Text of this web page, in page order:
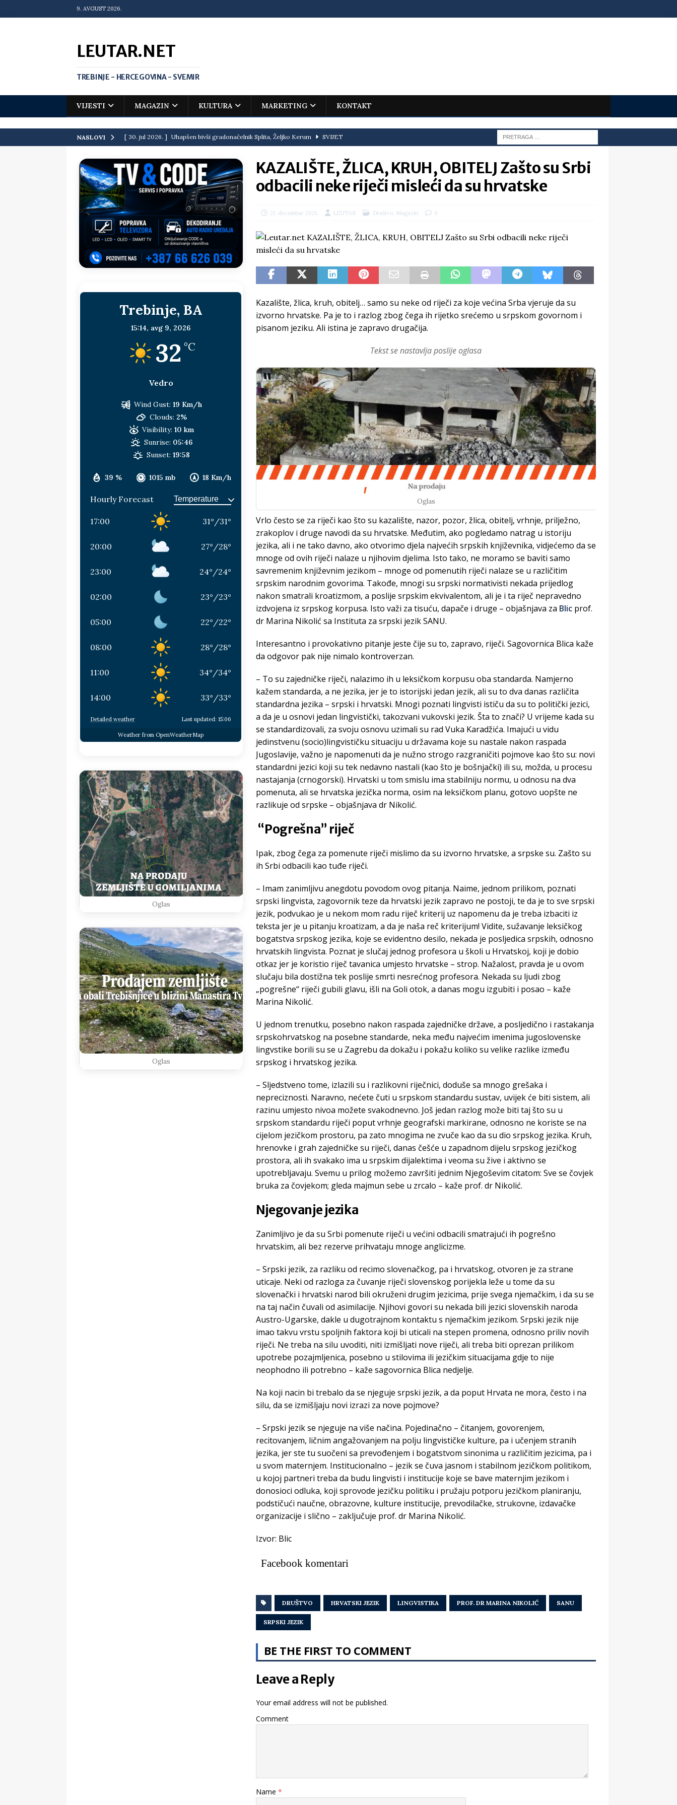
9. AVGUST 2026.
LEUTAR.NET
TREBINJE - HERCEGOVINA - SVEMIR
VIJESTI MAGAZIN KULTURA MARKETING KONTAKT
NASLOVI [ 30. jul 2026. ] Uhapšen bivši gradonačelnik Splita, Željko Kerum SVIJET
matematičkoj olimpijadi VIJESTI
[ 19. jul 2026. ] Da li i obraz ima cijenu? BOSNA I HERCEGOVINA
[ 16. jul 2026. ] Mile će da ti oprosti što te tukao
[ 16. jul 2026. ] Krediti i dugovi Elektroprivrede pred ministrima
[ 15. jul 2026. ] Politički potres u NSRS: Vukanović otkrio detalje – Stevandić krenuo na Đokića, Dodik
sljedeća meta!? BOSNA I HERCEGOVINA
REPUBLIKA SRPSKA
[ 13. jul 2026. ] Dodik i Vučić nisu u sukobu, pogotovo nisu zbog Eleka
[ 11. jul 2026. ] Ako se povučemo i sve im prepustimo, ostaće nam samo siledžije i tišina BOSNA I
HERCEGOVINA
[ 9. jul 2026. ] RTRS-u blokirani svi računi
KAZALIŠTE, ŽLICA, KRUH, OBITELJ Zašto su Srbi
odbacili neke riječi misleći da su hrvatske
21. decembar 2021. LEUTAR Društvo, Magazin 0
Kazalište, žlica, kruh, obitelj… samo su neke od riječi za koje većina Srba vjeruje da su
izvorno hrvatske. Pa je to i razlog zbog čega ih rijetko srećemo u srpskom govornom i
pisanom jeziku. Ali istina je zapravo drugačija.
Tekst se nastavlja poslije oglasa
Oglas
Vrlo često se za riječi kao što su kazalište, nazor, pozor, žlica, obitelj, vrhnje, prilježno,
zrakoplov i druge navodi da su hrvatske. Međutim, ako pogledamo natrag u istoriju
jezika, ali i ne tako davno, ako otvorimo djela najvećih srpskih književnika, vidjećemo da se
mnoge od ovih riječi nalaze u njihovim djelima. Isto tako, ne moramo se baviti samo
savremenim književnim jezikom – mnoge od pomenutih riječi nalaze se u različitim
srpskim narodnim govorima. Takođe, mnogi su srpski normativisti nekada prijedlog
nakon smatrali kroatizmom, a poslije srpskim ekvivalentom, ali je i ta riječ nepravedno
izdvojena iz srpskog korpusa. Isto važi za tisuću, dapače i druge – objašnjava za Blic prof.
dr Marina Nikolić sa Instituta za srpski jezik SANU.
Interesantno i provokativno pitanje jeste čije su to, zapravo, riječi. Sagovornica Blica kaže
da odgovor pak nije nimalo kontroverzan.
– To su zajedničke riječi, nalazimo ih u leksičkom korpusu oba standarda. Namjerno
kažem standarda, a ne jezika, jer je to istorijski jedan jezik, ali su to dva danas različita
standardna jezika – srpski i hrvatski. Mnogi poznati lingvisti ističu da su to politički jezici,
a da je u osnovi jedan lingvistički, takozvani vukovski jezik. Šta to znači? U vrijeme kada su
se standardizovali, za svoju osnovu uzimali su rad Vuka Karadžića. Imajući u vidu
jedinstvenu (socio)lingvističku situaciju u državama koje su nastale nakon raspada
Jugoslavije, važno je napomenuti da je nužno strogo razgraničiti pojmove kao što su: novi
standardni jezici koji su tek nedavno nastali (kao što je bošnjački) ili su, možda, u procesu
nastajanja (crnogorski). Hrvatski u tom smislu ima stabilniju normu, u odnosu na dva
pomenuta, ali se hrvatska jezička norma, osim na leksičkom planu, gotovo uopšte ne
razlikuje od srpske – objašnjava dr Nikolić.
“Pogrešna” riječ
Ipak, zbog čega za pomenute riječi mislimo da su izvorno hrvatske, a srpske su. Zašto su
ih Srbi odbacili kao tuđe riječi.
– Imam zanimljivu anegdotu povodom ovog pitanja. Naime, jednom prilikom, poznati
srpski lingvista, zagovornik teze da hrvatski jezik zapravo ne postoji, te da je to sve srpski
jezik, podvukao je u nekom mom radu riječ kriterij uz napomenu da je treba izbaciti iz
teksta jer je u pitanju kroatizam, a da je naša reč kriterijum! Vidite, sužavanje leksičkog
bogatstva srpskog jezika, koje se evidentno desilo, nekada je posljedica srpskih, odnosno
hrvatskih lingvista. Poznat je slučaj jednog profesora u školi u Hrvatskoj, koji je dobio
otkaz jer je koristio riječ tavanica umjesto hrvatske – strop. Nažalost, pravda je u ovom
slučaju bila dostižna tek poslije smrti nesrećnog profesora. Nekada su ljudi zbog
„pogrešne“ riječi gubili glavu, išli na Goli otok, a danas mogu izgubiti i posao – kaže
Marina Nikolić.
U jednom trenutku, posebno nakon raspada zajedničke države, a posljedično i rastakanja
srpskohrvatskog na posebne standarde, neka među najvećim imenima jugoslovenske
lingvstike borili su se u Zagrebu da dokažu i pokažu koliko su velike razlike između
srpskog i hrvatskog jezika.
– Sljedstveno tome, izlazili su i razlikovni riječnici, doduše sa mnogo grešaka i
nepreciznosti. Naravno, nećete čuti u srpskom standardu sustav, uvijek će biti sistem, ali
razinu umjesto nivoa možete svakodnevno. Još jedan razlog može biti taj što su u
srpskom standardu riječi poput vrhnje geografski markirane, odnosno ne koriste se na
cijelom jezičkom prostoru, pa zato mnogima ne zvuče kao da su dio srpskog jezika. Kruh,
hrenovke i grah zajedničke su riječi, danas češće u zapadnom dijelu srpskog jezičkog
prostora, ali ih svakako ima u srpskim dijalektima i veoma su žive i aktivno se
upotrebljavaju. Svemu u prilog možemo završiti jednim Njegoševim citatom: Sve se čovjek
bruka za čovjekom; gleda majmun sebe u zrcalo – kaže prof. dr Nikolić.
Njegovanje jezika
Zanimljivo je da su Srbi pomenute riječi u većini odbacili smatrajući ih pogrešno
hrvatskim, ali bez rezerve prihvataju mnoge anglicizme.
– Srpski jezik, za razliku od recimo slovenačkog, pa i hrvatskog, otvoren je za strane
uticaje. Neki od razloga za čuvanje riječi slovenskog porijekla leže u tome da su
slovenački i hrvatski narod bili okruženi drugim jezicima, prije svega njemačkim, i da su se
na taj način čuvali od asimilacije. Njihovi govori su nekada bili jezici slovenskih naroda
Austro-Ugarske, dakle u dugotrajnom kontaktu s njemačkim jezikom. Srpski jezik nije
imao takvu vrstu spoljnih faktora koji bi uticali na stepen promena, odnosno priliv novih
riječi. Ne treba na silu uvoditi, niti izmišljati nove riječi, ali treba biti oprezan prilikom
upotrebe pozajmljenica, posebno u stilovima ili jezičkim situacijama gdje to nije
neophodno ili potrebno – kaže sagovornica Blica nedjelje.
Na koji nacin bi trebalo da se njeguje srpski jezik, a da poput Hrvata ne mora, često i na
silu, da se izmišljaju novi izrazi za nove pojmove?
– Srpski jezik se njeguje na više načina. Pojedinačno – čitanjem, govorenjem,
recitovanjem, ličnim angažovanjem na polju lingvističke kulture, pa i učenjem stranih
jezika, jer ste tu suočeni sa prevođenjem i bogatstvom sinonima u različitim jezicima, pa i
u svom maternjem. Institucionalno – jezik se čuva jasnom i stabilnom jezičkom politikom,
u kojoj partneri treba da budu lingvisti i institucije koje se bave maternjim jezikom i
donosioci odluka, koji sprovode jezičku politiku i pružaju potporu jezičkom planiranju,
podstičući naučne, obrazovne, kulture institucije, prevodilačke, strukovne, izdavačke
organizacije i slično – zaključuje prof. dr Marina Nikolić.
Izvor: Blic
Facebook komentari
DRUŠTVO HRVATSKI JEZIK LINGVISTIKA PROF. DR MARINA NIKOLIĆ SANU
SRPSKI JEZIK
BE THE FIRST TO COMMENT
Leave a Reply
Your email address will not be published.
Comment
Name *
Trebinje, BA
15:14, avg 9, 2026
32 °C
Vedro
39 % 1015 mb 18 Km/h
Wind Gust: 19 Km/h
Clouds: 2%
Visibility: 10 km
Sunrise: 05:46
Sunset: 19:58
Hourly Forecast
17:00 31° /31°
20:00 27° /28°
23:00 24° /24°
02:00 23° /23°
05:00 22° /22°
08:00 28° /28°
11:00 34° /34°
14:00 33° /33°
Detailed weather Last updated: 15:06
Weather from OpenWeatherMap
Oglas
Oglas